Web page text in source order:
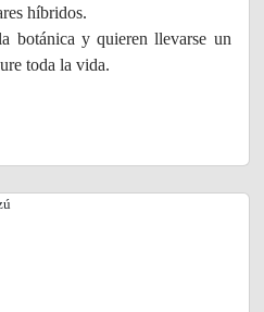
híbridos.
botánica y quieren llevarse un
toda la vida.